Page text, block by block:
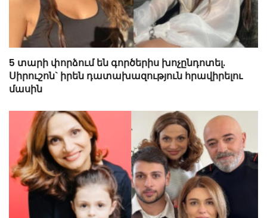
5 տարի փորձում են գործերիս խոչընդոտել.
Սիրուշոն` իրեն դատախազություն հրավիրելու
մասին